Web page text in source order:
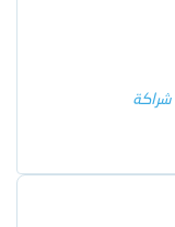
شراكة